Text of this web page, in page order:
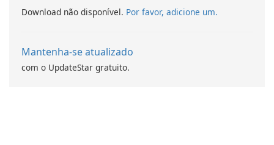
Download não disponível. Por favor, adicione um.
Mantenha-se atualizado
com o UpdateStar gratuito.